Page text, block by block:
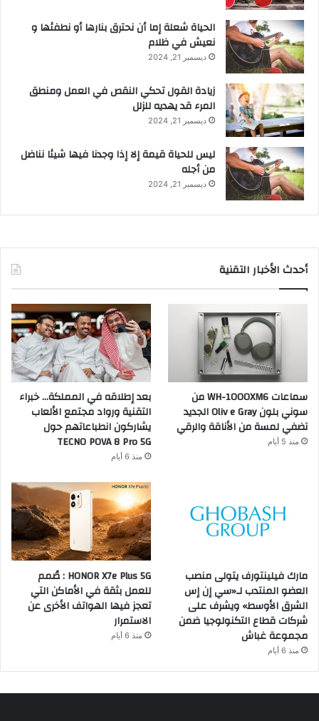
الحياة شعلة إما أن نحترق بنارها أو نطفئها و
نعيش في ظلام
ديسمبر 21, 2024
زيادة القول تحكي النقص في العمل ومنطق
المرء قد يهديه للزلل
ديسمبر 21, 2024
ليس للحياة قيمة إلا إذا وجدنا فيها شيئا نناضل
من أجله
ديسمبر 21, 2024
أحدث الأخبار التقنية
سماعات WH-1000XM6 من
سوني بلون Oliv e Gray الجديد
تضفي لمسة من الأناقة والرقي
منذ 5 أيام
بعد إطلاقه في المملكة… خبراء
التقنية ورواد مجتمع الألعاب
يشاركون انطباعاتهم حول
TECNO POVA 8 Pro 5G
منذ 6 أيام
مارك فيلينتورف يتولى منصب
العضو المنتدب لـ«سي إن إس
الشرق الأوسط» ويشرف على
شركات قطاع التكنولوجيا ضمن
مجموعة غباش
منذ 6 أيام
HONOR X7e Plus 5G : صُمم
للعمل بثقة في الأماكن التي
تعجز فيها الهواتف الأخرى عن
الاستمرار
منذ 6 أيام